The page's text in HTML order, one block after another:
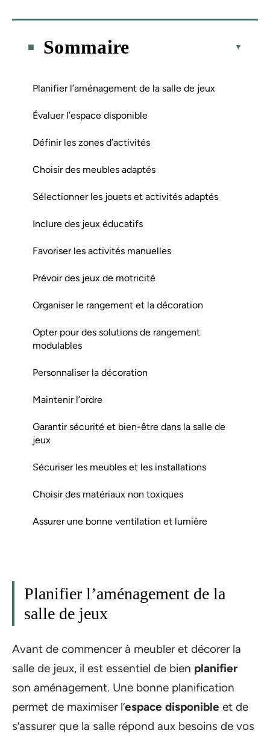
Sommaire
Planifier l’aménagement de la salle de jeux
Évaluer l’espace disponible
Définir les zones d’activités
Choisir des meubles adaptés
Sélectionner les jouets et activités adaptés
Inclure des jeux éducatifs
Favoriser les activités manuelles
Prévoir des jeux de motricité
Organiser le rangement et la décoration
Opter pour des solutions de rangement
modulables
Personnaliser la décoration
Maintenir l’ordre
Garantir sécurité et bien-être dans la salle de
jeux
Sécuriser les meubles et les installations
Choisir des matériaux non toxiques
Assurer une bonne ventilation et lumière
Planifier l’aménagement de la
salle de jeux
Avant de commencer à meubler et décorer la
salle de jeux, il est essentiel de bien planifier
son aménagement. Une bonne planification
permet de maximiser l’espace disponible et de
s’assurer que la salle répond aux besoins de vos